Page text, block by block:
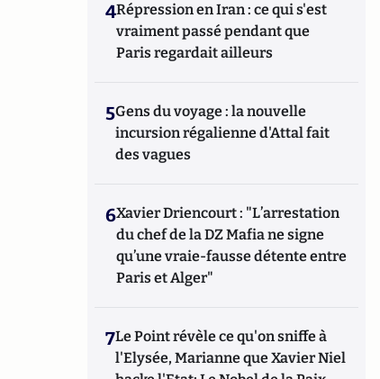
4Répression en Iran : ce qui s'est
vraiment passé pendant que
Paris regardait ailleurs
5Gens du voyage : la nouvelle
incursion régalienne d'Attal fait
des vagues
6Xavier Driencourt : "L’arrestation
du chef de la DZ Mafia ne signe
qu’une vraie-fausse détente entre
Paris et Alger"
7Le Point révèle ce qu'on sniffe à
l'Elysée, Marianne que Xavier Niel